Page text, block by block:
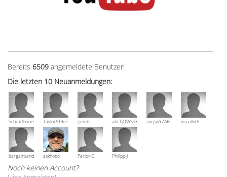
Bereits 6509 angemeldete Benutzer!
Die letzten 10 Neuanmeldungen:
Schrattbauer Taylor514ce gemlo abrTjQWSSXuVznPolErprgwYZARUTZQyCWESpD
visualkit6
bargainsandmoreaskhobo Parlor-0 Philipp-J
Noch keinen Account?